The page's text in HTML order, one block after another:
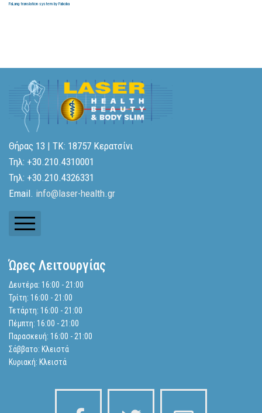
FaLang translation system by Faboba
Θήρας 13 | ΤΚ: 18757 Κερατσίνι
Τηλ: +30.210.4310001
Τηλ: +30.210.4326331
Email. info@laser-health.gr
Ισολογισμοί
Αναζήτηση
Πολιτική Απορρήτου
Ώρες Λειτουργίας
Δευτέρα: 16:00 - 21:00
Τρίτη: 16:00 - 21:00
Τετάρτη: 16:00 - 21:00
Πέμπτη: 16:00 - 21:00
Παρασκευή: 16:00 - 21:00
Σάββατο: Κλειστά
Κυριακή: Κλειστά